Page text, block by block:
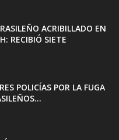
ACRIBILLADO EN
RECIBIÓ SIETE
POLICÍAS POR LA FUGA